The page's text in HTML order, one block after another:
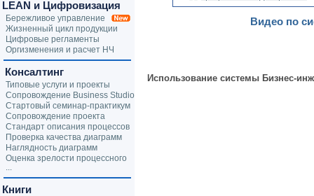
Видео по
Использование системы Бизнес-
LEAN и Цифровизация
Бережливое управление
Жизненный цикл продукции
Цифровые регламенты
Оргизменения и расчет НЧ
Консалтинг
Типовые услуги и проекты
Сопровождение Business Studio
Стартовый семинар-практикум
Сопровождение проекта
Стандарт описания процессов
Проверка качества диаграмм
Наглядность диаграмм
Оценка зрелости процессного
...
Книги